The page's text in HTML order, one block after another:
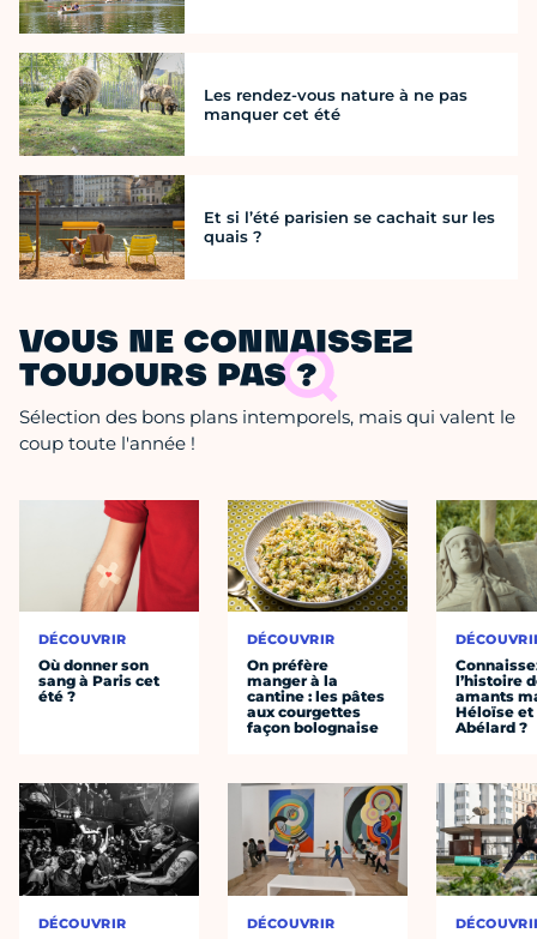
Les rendez-vous nature à ne pas
manquer cet été
Et si l’été parisien se cachait sur les
quais ?
VOUS NE CONNAISSEZ
TOUJOURS PAS ?
Sélection des bons plans intemporels, mais qui valent le
coup toute l'année !
DÉCOUVRIR
Où donner son
sang à Paris cet
été ?
DÉCOUVRIR
DÉCOUVRIR
On préfère
manger à la
cantine : les pâtes
aux courgettes
façon bolognaise
DÉCOUVRIR
l’histoire
amants
Héloïse et
Abélard ?